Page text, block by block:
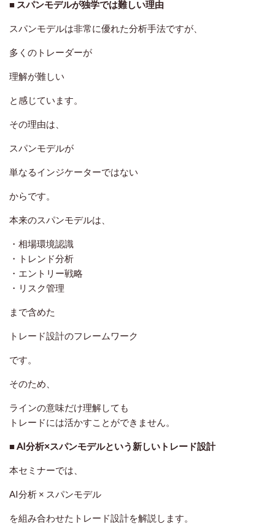
■ スパンモデルが独学では難しい理由
スパンモデルは非常に優れた分析手法ですが、
多くのトレーダーが
理解が難しい
と感じています。
その理由は、
スパンモデルが
単なるインジケーターではない
からです。
本来のスパンモデルは、
・相場環境認識
・トレンド分析
・エントリー戦略
・リスク管理
まで含めた
トレード設計のフレームワーク
です。
そのため、
ラインの意味だけ理解しても
トレードには活かすことができません。
■ AI分析×スパンモデルという新しいトレード設計
本セミナーでは、
AI分析 × スパンモデル
を組み合わせたトレード設計を解説します。